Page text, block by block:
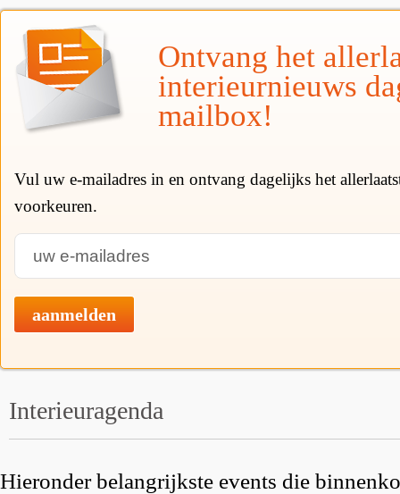
Ontvang het
interieurnieuws
mailbox!
Vul uw e-mailadres in en ontvang dagelijks het
voorkeuren.
aanmelden
Interieuragenda
Hieronder belangrijkste events die